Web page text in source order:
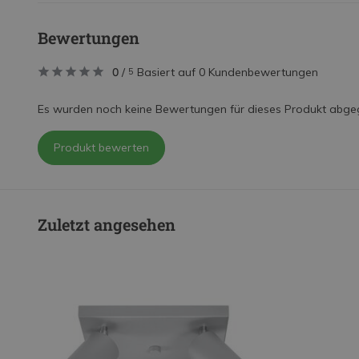
Bewertungen
0 / 5 Basiert auf 0 Kundenbewertungen
Es wurden noch keine Bewertungen für dieses Produkt
Produkt bewerten
Zuletzt angesehen